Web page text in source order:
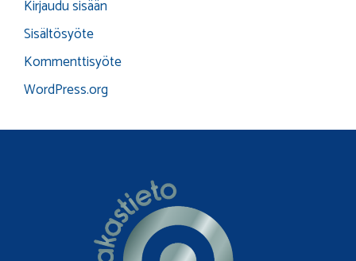
Kirjaudu sisään
Sisältösyöte
Kommenttisyöte
WordPress.org